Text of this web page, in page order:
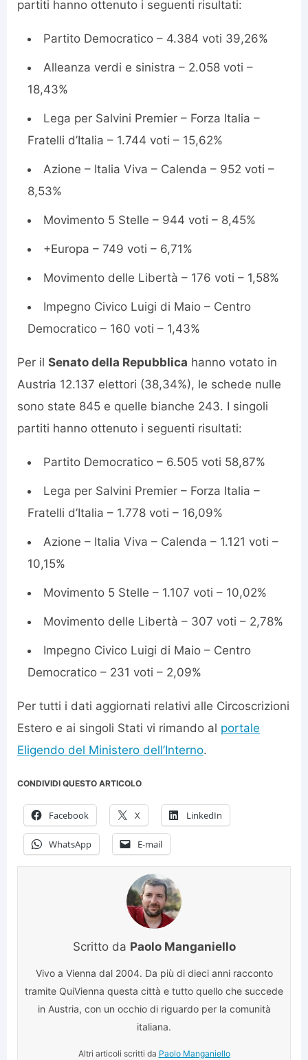
partiti hanno ottenuto i seguenti risultati:
Partito Democratico – 4.384 voti 39,26%
Alleanza verdi e sinistra – 2.058 voti –
18,43%
Lega per Salvini Premier – Forza Italia –
Fratelli d’Italia – 1.744 voti – 15,62%
Azione – Italia Viva – Calenda – 952 voti –
8,53%
Movimento 5 Stelle – 944 voti – 8,45%
+Europa – 749 voti – 6,71%
Movimento delle Libertà – 176 voti – 1,58%
Impegno Civico Luigi di Maio – Centro
Democratico – 160 voti – 1,43%
Per il Senato della Repubblica hanno votato in
Austria 12.137 elettori (38,34%), le schede nulle
sono state 845 e quelle bianche 243. I singoli
partiti hanno ottenuto i seguenti risultati:
Partito Democratico – 6.505 voti 58,87%
Lega per Salvini Premier – Forza Italia –
Fratelli d’Italia – 1.778 voti – 16,09%
Azione – Italia Viva – Calenda – 1.121 voti –
10,15%
Movimento 5 Stelle – 1.107 voti – 10,02%
Movimento delle Libertà – 307 voti – 2,78%
Impegno Civico Luigi di Maio – Centro
Democratico – 231 voti – 2,09%
Per tutti i dati aggiornati relativi alle Circoscrizioni
Estero e ai singoli Stati vi rimando al portale
Eligendo del Ministero dell’Interno.
CONDIVIDI QUESTO ARTICOLO
Facebook X LinkedIn
WhatsApp E-mail
Scritto da Paolo Manganiello
Vivo a Vienna dal 2004. Da più di dieci anni racconto
tramite QuiVienna questa città e tutto quello che succede
in Austria, con un occhio di riguardo per la comunità
italiana.
Altri articoli scritti da Paolo Manganiello